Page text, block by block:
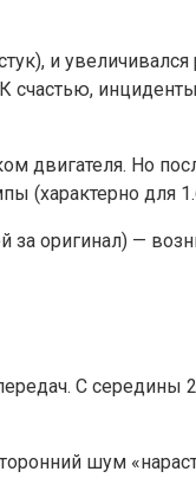
и
счастью,
двигателя. Но
(характерно для
оригинал) —
С середины
шум